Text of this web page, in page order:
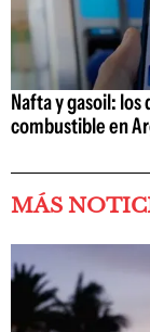
Nafta y gasoil: los
combustible en
MÁS